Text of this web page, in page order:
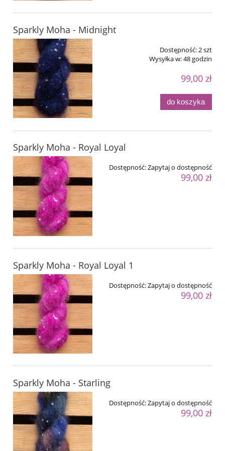
Sparkly Moha - Midnight
Dostępność:2 szt
Wysyłka w:48 godzin
99,00 zł
do koszyka
Sparkly Moha - Royal Loyal
Dostępność:Zapytaj o dostępność
99,00 zł
Sparkly Moha - Royal Loyal 1
Dostępność:Zapytaj o dostępność
99,00 zł
Sparkly Moha - Starling
Dostępność:Zapytaj o dostępność
99,00 zł